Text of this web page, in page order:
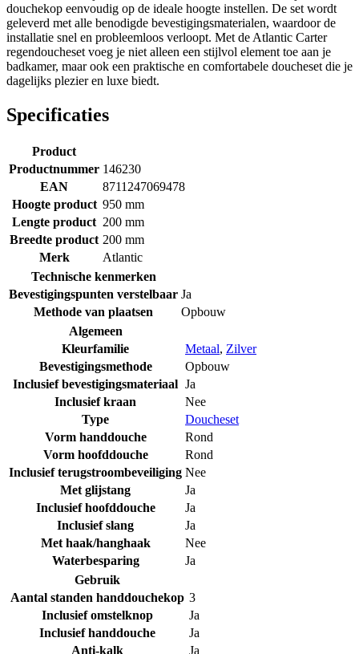
douchekop eenvoudig op de ideale hoogte instellen. De set wordt
geleverd met alle benodigde bevestigingsmaterialen, waardoor de
installatie snel en probleemloos verloopt. Met de Atlantic Carter
regendoucheset voeg je niet alleen een stijlvol element toe aan je
badkamer, maar ook een praktische en comfortabele doucheset die je
dagelijks plezier en luxe biedt.
Specificaties
Product
Productnummer 146230
EAN
8711247069478
Hoogte product 950 mm
Lengte product 200 mm
Breedte product 200 mm
Merk
Atlantic
Technische kenmerken
Bevestigingspunten verstelbaar Ja
Methode van plaatsen
Opbouw
Algemeen
Kleurfamilie
Metaal, Zilver
Bevestigingsmethode
Opbouw
Inclusief bevestigingsmateriaal Ja
Inclusief kraan
Nee
Type
Doucheset
Vorm handdouche
Rond
Vorm hoofddouche
Rond
Inclusief terugstroombeveiliging Nee
Met glijstang
Ja
Inclusief hoofddouche
Ja
Inclusief slang
Ja
Met haak/hanghaak
Nee
Waterbesparing
Ja
Gebruik
Aantal standen handdouchekop 3
Inclusief omstelknop
Ja
Inclusief handdouche
Ja
Anti-kalk
Ja